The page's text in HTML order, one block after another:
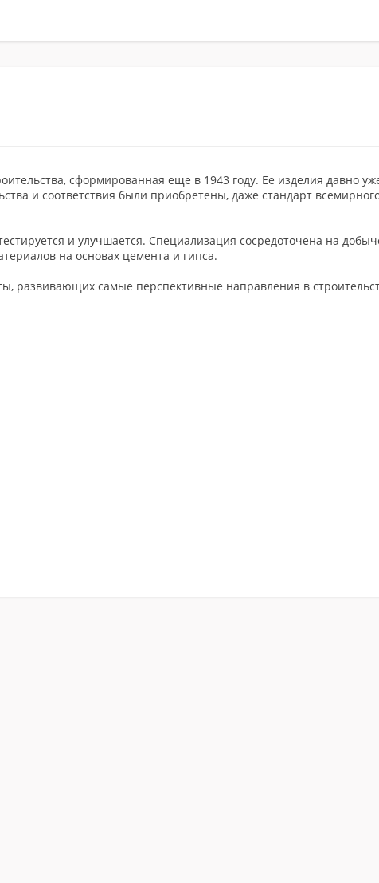
сформированная еще в 1943 году. Ее изделия давно
и соответствия были приобретены, даже стандарт
и улучшается. Специализация сосредоточена на
на основах цемента и гипса.
развивающих самые перспективные направления в